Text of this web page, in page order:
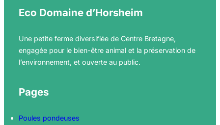
Eco Domaine d’Horsheim
Une petite ferme diversifiée de Centre Bretagne,
engagée pour le bien-être animal et la préservation de
l’environnement, et ouverte au public.
Pages
Poules pondeuses